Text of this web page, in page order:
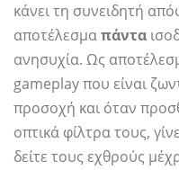
κάνει τη συνειδητή
αποτέλεσμαπάντα
ανησυχία. Ως
gameplay που είναι
προσοχή και όταν
οπτικά φίλτρα τους,
δείτε τους εχθρούς